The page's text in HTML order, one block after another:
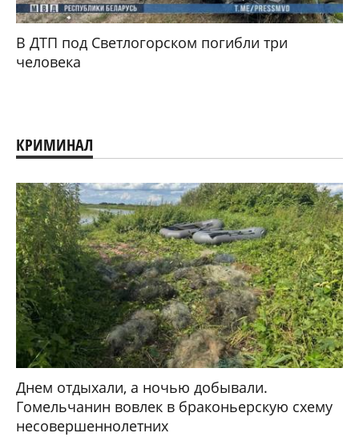
В ДТП под Светлогорском погибли три
человека
КРИМИНАЛ
Днем отдыхали, а ночью добывали.
Гомельчанин вовлек в браконьерскую схему
несовершеннолетних